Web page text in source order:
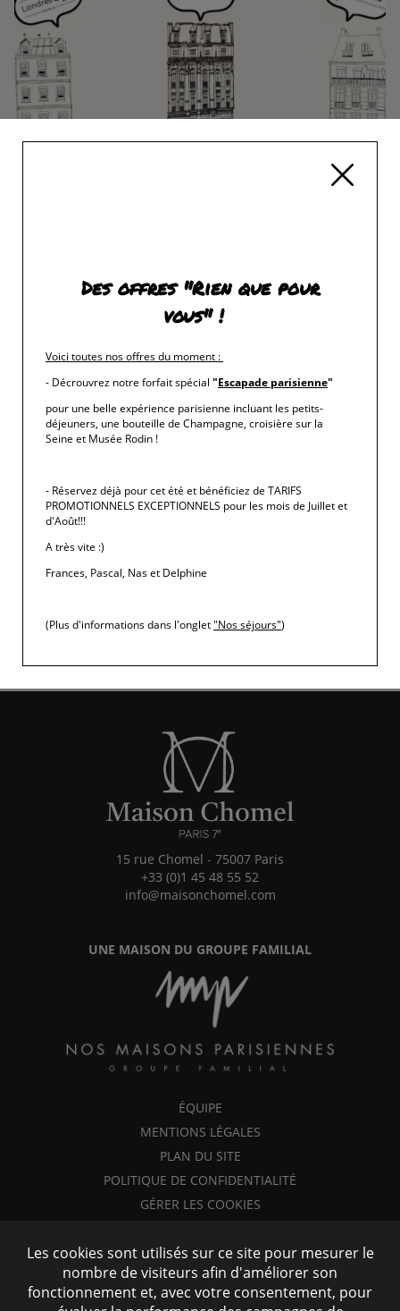
1
15 rue Chomel - 75007 Paris
+33 (0)1 45 48 55 52
info@maisonchomel.com
UNE MAISON DU GROUPE FAMILIAL
ÉQUIPE
MENTIONS LÉGALES
PLAN DU SITE
POLITIQUE DE CONFIDENTIALITÉ
GÉRER LES COOKIES
Des offres "Rien que pour
vous" !
Voici toutes nos offres du moment :
- Décrouvrez notre forfait spécial "Escapade parisienne"
pour une belle expérience parisienne incluant les petits-
déjeuners, une bouteille de Champagne, croisière sur la
Seine et Musée Rodin !
- Réservez déjà pour cet été et bénéficiez de TARIFS
PROMOTIONNELS EXCEPTIONNELS pour les mois de Juillet et
d'Août!!!
A très vite :)
Frances, Pascal, Nas et Delphine
(Plus d'informations dans l'onglet"Nos séjours")
Les cookies sont utilisés sur ce site pour mesurer le
nombre de visiteurs afin d'améliorer son
fonctionnement et, avec votre consentement, pour